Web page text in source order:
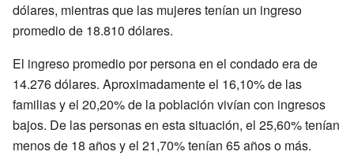
dólares, mientras que las mujeres tenían un ingreso
promedio de 18.810 dólares.
El ingreso promedio por persona en el condado era de
14.276 dólares. Aproximadamente el 16,10% de las
familias y el 20,20% de la población vivían con ingresos
bajos. De las personas en esta situación, el 25,60% tenían
menos de 18 años y el 21,70% tenían 65 años o más.